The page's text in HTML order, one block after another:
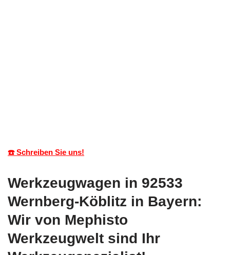
☎️ Schreiben Sie uns!
Werkzeugwagen in 92533
Wernberg-Köblitz in Bayern:
Wir von Mephisto
Werkzeugwelt sind Ihr